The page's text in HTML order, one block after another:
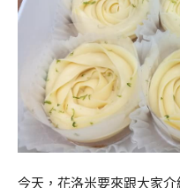
今天，花洛米要來跟大家